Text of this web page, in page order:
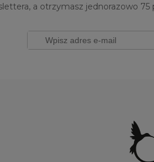
a otrzymasz jednorazowo